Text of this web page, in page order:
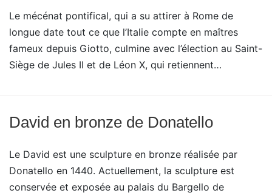
Le mécénat pontifical, qui a su attirer à Rome de
longue date tout ce que l’Italie compte en maîtres
fameux depuis Giotto, culmine avec l’élection au Saint-
Siège de Jules II et de Léon X, qui retiennent…
David en bronze de Donatello
Le David est une sculpture en bronze réalisée par
Donatello en 1440. Actuellement, la sculpture est
conservée et exposée au palais du Bargello de